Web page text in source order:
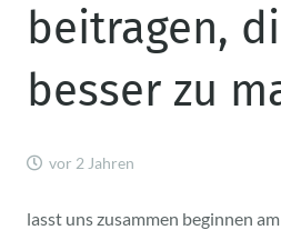
beitragen,
besser zu
vor 2 Jahren
lasst uns zusammen beginnen